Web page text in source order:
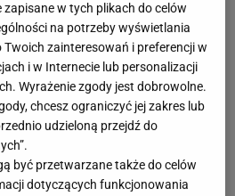
w tych plikach do celów
na potrzeby wyświetlania
zainteresowań i preferencji w
i w Internecie lub personalizacji
Wyrażenie zgody jest dobrowolne.
chcesz ograniczyć jej zakres lub
udzieloną przejdź do
być przetwarzane także do celów
dotyczących funkcjonowania